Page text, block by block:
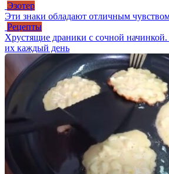
Эзотер
Эти знаки обладают отличным
Рецепты
Хрустящие драники с сочной
их каждый день